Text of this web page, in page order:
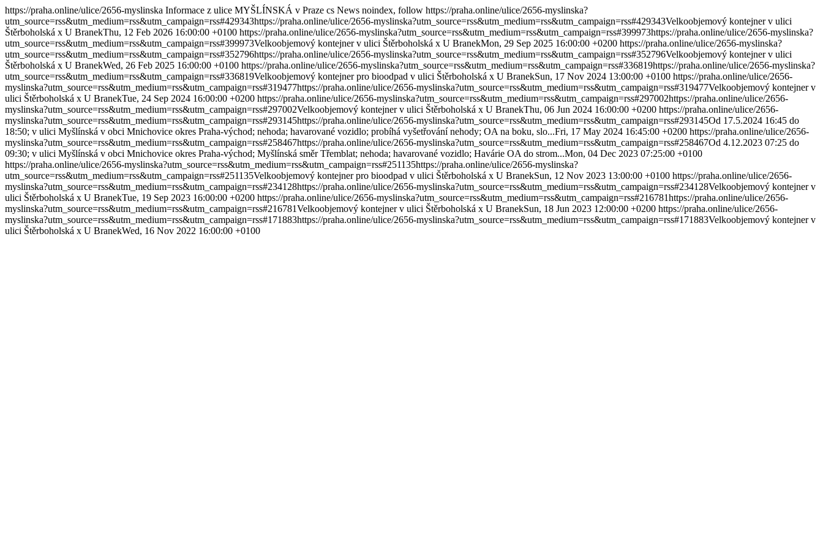
https://praha.online/ulice/2656-myslinska Informace z ulice MYŠLÍNSKÁ v Praze cs News noindex, follow https://praha.online/ulice/2656-myslinska?
utm_source=rss&utm_medium=rss&utm_campaign=rss#429343https://praha.online/ulice/2656-myslinska?utm_source=rss&utm_medium=rss&utm_campaign=rss#429343Velkoobjemový kontejner v ulici
Štěrboholská x U BranekThu, 12 Feb 2026 16:00:00 +0100 https://praha.online/ulice/2656-myslinska?utm_source=rss&utm_medium=rss&utm_campaign=rss#399973https://praha.online/ulice/2656-myslinska?
utm_source=rss&utm_medium=rss&utm_campaign=rss#399973Velkoobjemový kontejner v ulici Štěrboholská x U BranekMon, 29 Sep 2025 16:00:00 +0200 https://praha.online/ulice/2656-myslinska?
utm_source=rss&utm_medium=rss&utm_campaign=rss#352796https://praha.online/ulice/2656-myslinska?utm_source=rss&utm_medium=rss&utm_campaign=rss#352796Velkoobjemový kontejner v ulici
Štěrboholská x U BranekWed, 26 Feb 2025 16:00:00 +0100 https://praha.online/ulice/2656-myslinska?utm_source=rss&utm_medium=rss&utm_campaign=rss#336819https://praha.online/ulice/2656-myslinska?
utm_source=rss&utm_medium=rss&utm_campaign=rss#336819Velkoobjemový kontejner pro bioodpad v ulici Štěrboholská x U BranekSun, 17 Nov 2024 13:00:00 +0100 https://praha.online/ulice/2656-
myslinska?utm_source=rss&utm_medium=rss&utm_campaign=rss#319477https://praha.online/ulice/2656-myslinska?utm_source=rss&utm_medium=rss&utm_campaign=rss#319477Velkoobjemový kontejner v
ulici Štěrboholská x U BranekTue, 24 Sep 2024 16:00:00 +0200 https://praha.online/ulice/2656-myslinska?utm_source=rss&utm_medium=rss&utm_campaign=rss#297002https://praha.online/ulice/2656-
myslinska?utm_source=rss&utm_medium=rss&utm_campaign=rss#297002Velkoobjemový kontejner v ulici Štěrboholská x U BranekThu, 06 Jun 2024 16:00:00 +0200 https://praha.online/ulice/2656-
myslinska?utm_source=rss&utm_medium=rss&utm_campaign=rss#293145https://praha.online/ulice/2656-myslinska?utm_source=rss&utm_medium=rss&utm_campaign=rss#293145Od 17.5.2024 16:45 do
18:50; v ulici Myšlínská v obci Mnichovice okres Praha-východ; nehoda; havarované vozidlo; probíhá vyšetřování nehody; OA na boku, slo...Fri, 17 May 2024 16:45:00 +0200 https://praha.online/ulice/2656-
myslinska?utm_source=rss&utm_medium=rss&utm_campaign=rss#258467https://praha.online/ulice/2656-myslinska?utm_source=rss&utm_medium=rss&utm_campaign=rss#258467Od 4.12.2023 07:25 do
09:30; v ulici Myšlínská v obci Mnichovice okres Praha-východ; Myšlínská směr Třemblat; nehoda; havarované vozidlo; Havárie OA do strom...Mon, 04 Dec 2023 07:25:00 +0100
https://praha.online/ulice/2656-myslinska?utm_source=rss&utm_medium=rss&utm_campaign=rss#251135https://praha.online/ulice/2656-myslinska?
utm_source=rss&utm_medium=rss&utm_campaign=rss#251135Velkoobjemový kontejner pro bioodpad v ulici Štěrboholská x U BranekSun, 12 Nov 2023 13:00:00 +0100 https://praha.online/ulice/2656-
myslinska?utm_source=rss&utm_medium=rss&utm_campaign=rss#234128https://praha.online/ulice/2656-myslinska?utm_source=rss&utm_medium=rss&utm_campaign=rss#234128Velkoobjemový kontejner v
ulici Štěrboholská x U BranekTue, 19 Sep 2023 16:00:00 +0200 https://praha.online/ulice/2656-myslinska?utm_source=rss&utm_medium=rss&utm_campaign=rss#216781https://praha.online/ulice/2656-
myslinska?utm_source=rss&utm_medium=rss&utm_campaign=rss#216781Velkoobjemový kontejner v ulici Štěrboholská x U BranekSun, 18 Jun 2023 12:00:00 +0200 https://praha.online/ulice/2656-
myslinska?utm_source=rss&utm_medium=rss&utm_campaign=rss#171883https://praha.online/ulice/2656-myslinska?utm_source=rss&utm_medium=rss&utm_campaign=rss#171883Velkoobjemový kontejner v
ulici Štěrboholská x U BranekWed, 16 Nov 2022 16:00:00 +0100